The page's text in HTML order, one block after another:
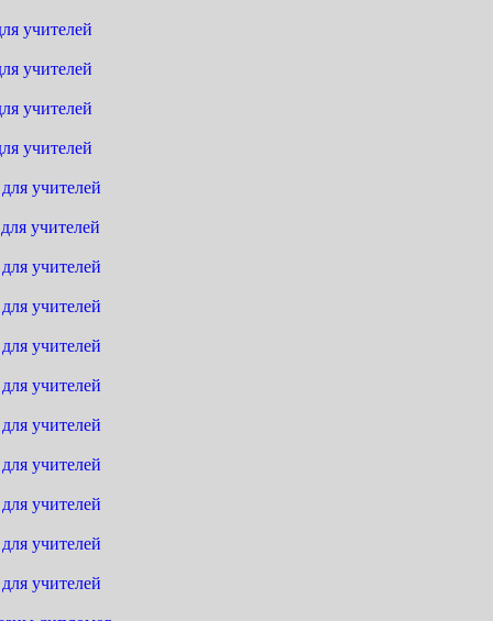
учителей
учителей
учителей
учителей
учителей
учителей
учителей
учителей
учителей
учителей
учителей
учителей
учителей
учителей
учителей